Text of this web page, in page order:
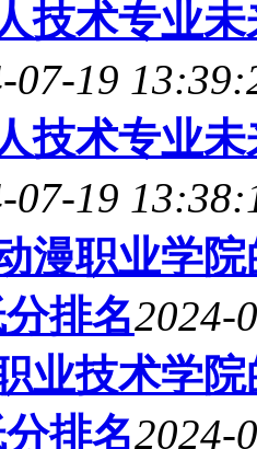
技术专业
07-19
技术专业
07-19
漫职业学
排名2024-
业技术学
排名2024-